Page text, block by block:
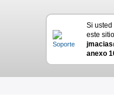
Si
este
anexo